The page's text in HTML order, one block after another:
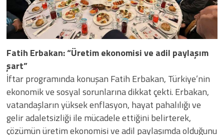
Fatih Erbakan: “Üretim ekonomisi ve adil paylaşım
şart”
İftar programında konuşan Fatih Erbakan, Türkiye’nin
ekonomik ve sosyal sorunlarına dikkat çekti. Erbakan,
vatandaşların yüksek enflasyon, hayat pahalılığı ve
gelir adaletsizliği ile mücadele ettiğini belirterek,
çözümün üretim ekonomisi ve adil paylaşımda olduğunu